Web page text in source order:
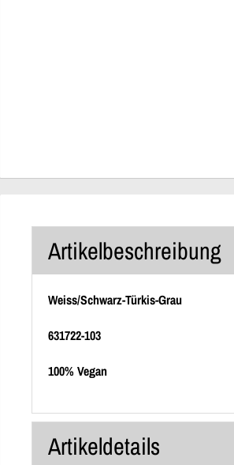
Artikelbeschreibung
Weiss/Schwarz-Türkis-Grau
631722-103
100% Vegan
Artikeldetails